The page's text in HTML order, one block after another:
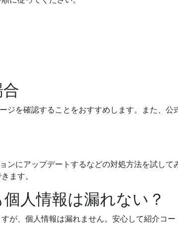
ジを確認することをおすすめします。また、
にアップデートするなどの対処方法を試して
ます。
人情報は漏れない？
、個人情報は漏れません。安心して紹介コー